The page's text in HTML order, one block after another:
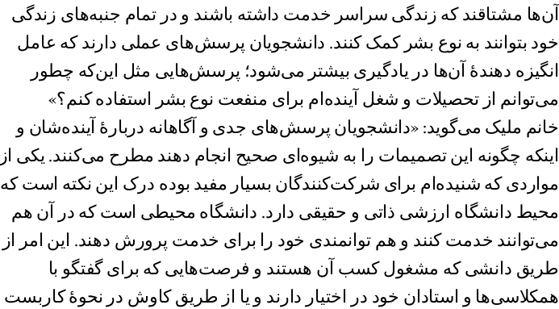
آن‌ها مشتاقند که زندگی سراسر خدمت داشته باشند و در تمام جنبه‌های زندگی
خود بتوانند به نوع بشر کمک کنند. دانشجویان پرسش‌های عملی دارند که عامل
انگیزه‌ دهندۀ آن‌ها در یادگیری بیشتر می‌شود؛ پرسش‌هایی مثل این‌که چطور
می‌توانم از تحصیلات و شغل آینده‌ام برای منفعت نوع بشر استفاده کنم؟»
خانم ملیک می‌گوید: «دانشجویان پرسش‌های جدی و آگاهانه‌ دربارۀ آینده‌شان و
اینکه چگونه این تصمیمات را به شیوه‌ای صحیح انجام دهند مطرح می‌کنند. یکی از
مواردی که شنیده‌ام برای شرکت‌کنندگان بسیار مفید بوده درک این نکته است که
محیط دانشگاه ارزشی‌ ذاتی و حقیقی دارد. دانشگاه محیطی است که در آن هم
می‌توانند خدمت کنند و هم توانمندی خود را برای خدمت پرورش دهند. این امر از
طریق دانشی که مشغول کسب آن هستند و فرصت‌هایی که برای گفتگو با
همکلاسی‌ها و استادان خود در اختیار دارند و یا از طریق کاوش در نحوۀ کاربست